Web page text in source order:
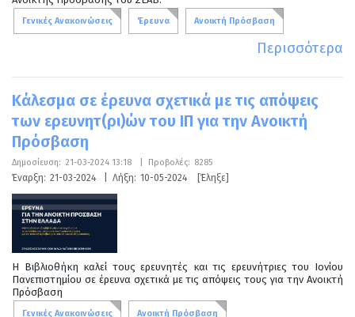
Γενικές Ανακοινώσεις Έρευνα Ανοικτή Πρόσβαση
Περισσότερα
Κάλεσμα σε έρευνα σχετικά με τις απόψεις
των ερευνητ(ρι)ών του ΙΠ για την Ανοικτή
Πρόσβαση
Δημοσίευση: 21-03-2024 13:18 Προβολές: 8285
Έναρξη: 21-03-2024 Λήξη: 10-05-2024 [Έληξε]
Η Βιβλιοθήκη καλεί τους ερευνητές και τις ερευνήτριες του Ιονίου
Πανεπιστημίου σε έρευνα σχετικά με τις απόψεις τους για την Ανοικτή
Πρόσβαση
Γενικές Ανακοινώσεις Ανοικτή Πρόσβαση